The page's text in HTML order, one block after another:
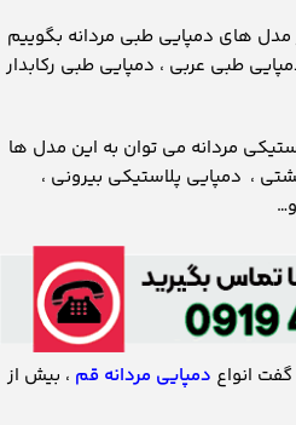
مدل های دمپایی طبی مردانه بگوییم
طبی عربی ، دمپایی طبی رکابدار
مردانه می توان به این مدل ها
، دمپایی پلاستیکی بیرونی ،
انواع دمپایی مردانه قم ، بیش از